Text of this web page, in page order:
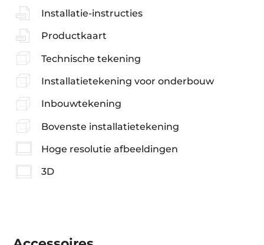
Installatie-instructies
Productkaart
Technische tekening
Installatietekening voor onderbouw
Inbouwtekening
Bovenste installatietekening
Hoge resolutie afbeeldingen
3D